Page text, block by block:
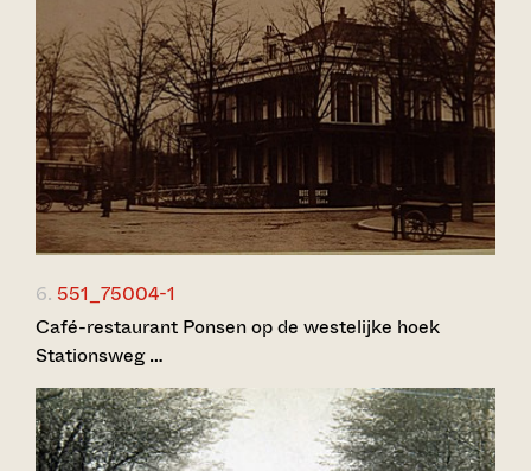
6. 551_75004-1
Café-restaurant Ponsen op de westelijke hoek
Stationsweg …